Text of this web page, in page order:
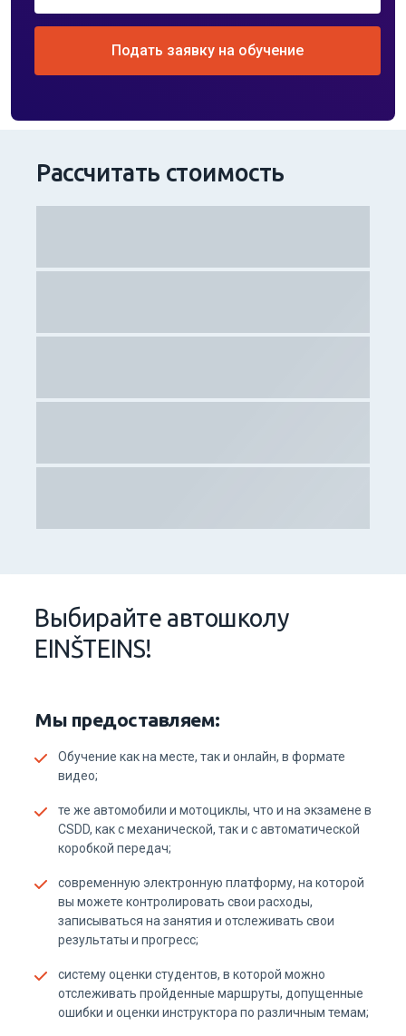
Подать заявку на обучение
Выбирайтe aвтошколу
EINŠTEINS!
Мы предоставляем:
Обучение как на месте, так и онлайн, в формате
видео;
те же автомобили и мотоциклы, что и на экзамене в
CSDD, как с механической, так и с автоматической
коробкой передач;
cовременную электронную платформу, на которой
вы можете контролировать свои расходы,
записываться на занятия и отслеживать свои
результаты и прогресс;
cистему оценки студентов, в которой можно
отслеживать пройденные маршруты, допущенные
ошибки и оценки инструктора по различным темам;
Рассчитать стоимость